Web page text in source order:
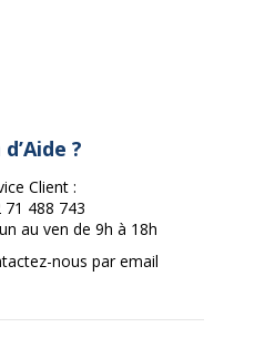
?
Client :
71 488 743
au ven de 9h à 18h
nous par email